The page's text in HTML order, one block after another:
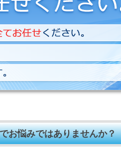
お悩みではありませんか？